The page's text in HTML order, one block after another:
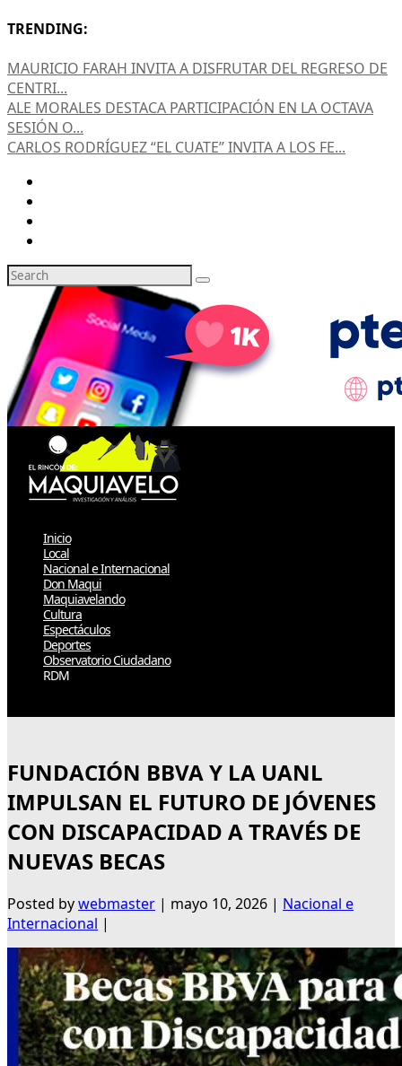
TRENDING:
MAURICIO FARAH INVITA A DISFRUTAR DEL REGRESO DE
CENTRI...
ALE MORALES DESTACA PARTICIPACIÓN EN LA OCTAVA
SESIÓN O...
CARLOS RODRÍGUEZ “EL CUATE” INVITA A LOS FE...
Inicio
Local
Nacional e Internacional
Don Maqui
Maquiavelando
Cultura
Espectáculos
Deportes
Observatorio Ciudadano
RDM
FUNDACIÓN BBVA Y LA UANL
IMPULSAN EL FUTURO DE JÓVENES
CON DISCAPACIDAD A TRAVÉS DE
NUEVAS BECAS
Posted bywebmaster | mayo 10, 2026 | Nacional e
Internacional |